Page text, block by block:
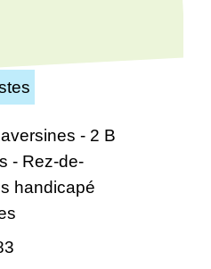
- 2 B
- Rez-de-
handicapé